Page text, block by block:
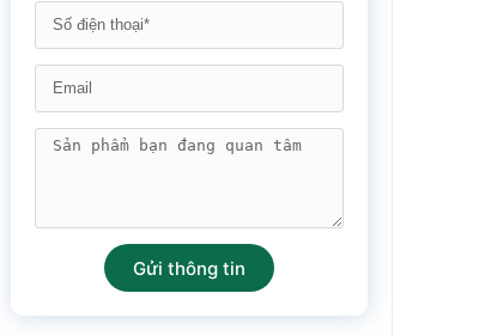
Gửi thông tin